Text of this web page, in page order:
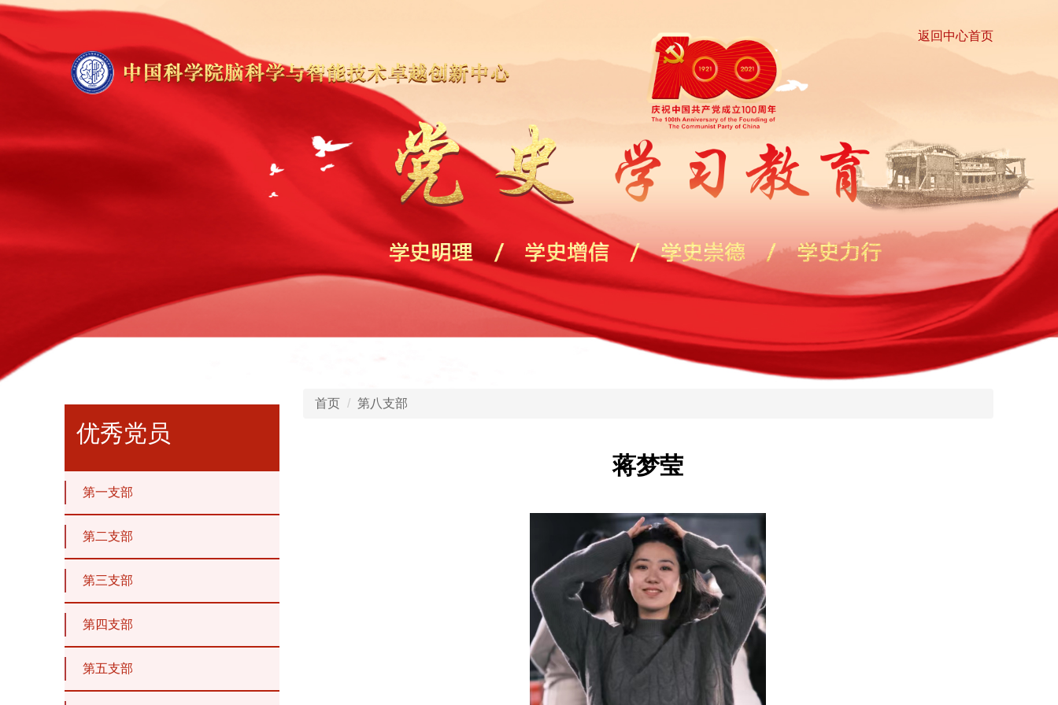
返回中心首页
优秀党员
第一支部
第二支部
第三支部
第四支部
第五支部
首页 第八支部
蒋梦莹